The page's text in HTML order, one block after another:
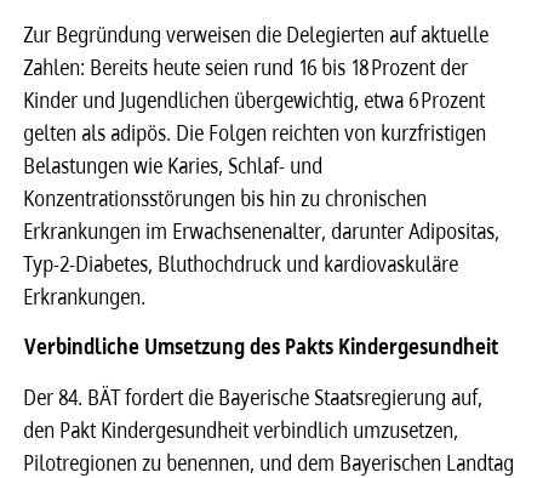
Zur Begründung verweisen die Delegierten auf aktuelle
Zahlen: Bereits heute seien rund 16 bis 18 Prozent der
Kinder und Jugendlichen übergewichtig, etwa 6 Prozent
gelten als adipös. Die Folgen reichten von kurzfristigen
Belastungen wie Karies, Schlaf- und
Konzentrationsstörungen bis hin zu chronischen
Erkrankungen im Erwachsenenalter, darunter Adipositas,
Typ-2-Diabetes, Bluthochdruck und kardiovaskuläre
Erkrankungen.
Verbindliche Umsetzung des Pakts Kindergesundheit
Der 84. BÄT fordert die Bayerische Staatsregierung auf,
den Pakt Kindergesundheit verbindlich umzusetzen,
Pilotregionen zu benennen, und dem Bayerischen Landtag